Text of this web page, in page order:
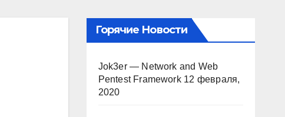
Горячие Новости
Jok3er — Network and Web
Pentest Framework 12 февраля,
2020